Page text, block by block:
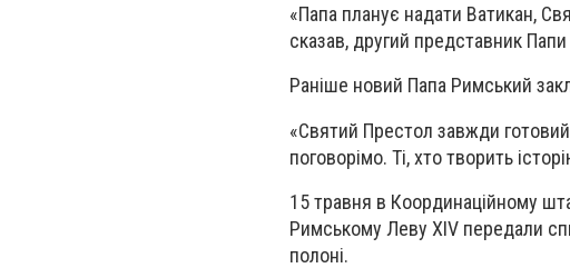
«Папа планує надати Ватикан,
сказав, другий представник
Раніше новий Папа Римський
«Святий Престол завжди
поговорімо. Ті, хто творить
15 травня в Координаційному
Римському Леву XIV передали
полоні.